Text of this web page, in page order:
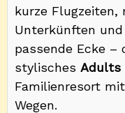
kurze Flugzeiten,
Unterkünften
passende Ecke –
stylisches Adults
Familienresort
Wegen.